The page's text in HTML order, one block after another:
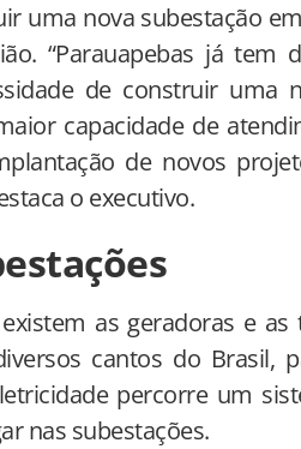
uma nova subestação
“Parauapebas já tem
de construir uma
capacidade de
de novos
o executivo.
as geradoras e
cantos do Brasil,
percorre um
nas subestações.